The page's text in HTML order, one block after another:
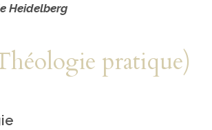
Heidelberg
pratique)